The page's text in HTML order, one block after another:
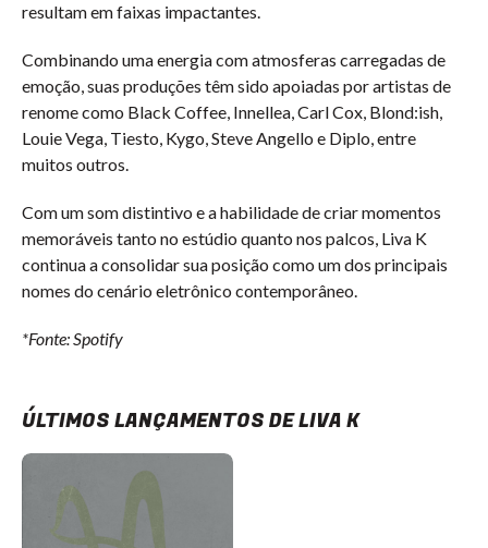
resultam em faixas impactantes.
Combinando uma energia com atmosferas carregadas de
emoção, suas produções têm sido apoiadas por artistas de
renome como Black Coffee, Innellea, Carl Cox, Blond:ish,
Louie Vega, Tiesto, Kygo, Steve Angello e Diplo, entre
muitos outros.
Com um som distintivo e a habilidade de criar momentos
memoráveis tanto no estúdio quanto nos palcos, Liva K
continua a consolidar sua posição como um dos principais
nomes do cenário eletrônico contemporâneo.
*Fonte: Spotify
ÚLTIMOS LANÇAMENTOS DE LIVA K